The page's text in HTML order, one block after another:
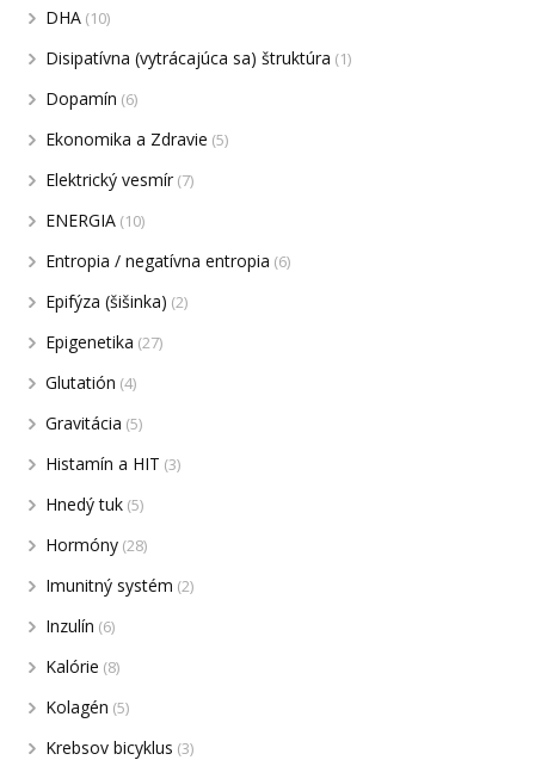
DHA (10)
Disipatívna (vytrácajúca sa) štruktúra (1)
Dopamín (6)
Ekonomika a Zdravie (5)
Elektrický vesmír (7)
ENERGIA (10)
Entropia / negatívna entropia (6)
Epifýza (šišinka) (2)
Epigenetika (27)
Glutatión (4)
Gravitácia (5)
Histamín a HIT (3)
Hnedý tuk (5)
Hormóny (28)
Imunitný systém (2)
Inzulín (6)
Kalórie (8)
Kolagén (5)
Krebsov bicyklus (3)